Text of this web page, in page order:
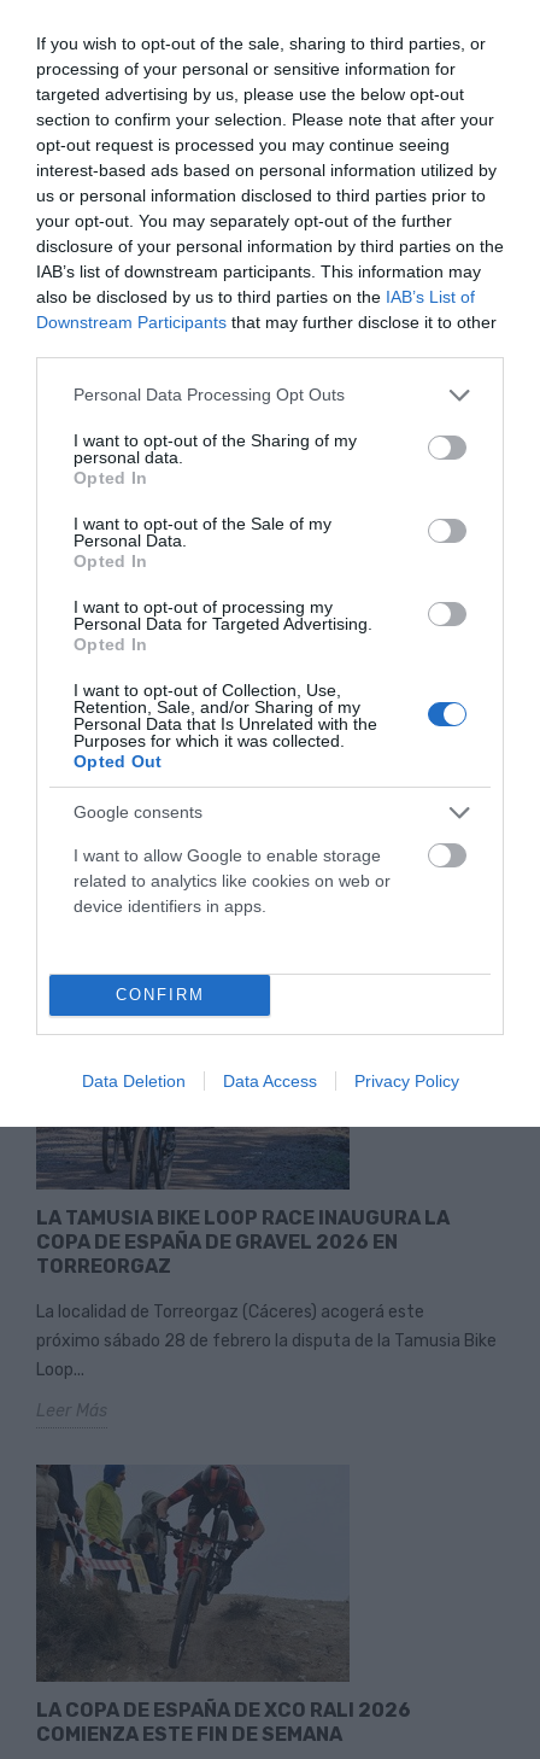
If you wish to opt-out of the sale, sharing to third parties, or
processing of your personal or sensitive information for
targeted advertising by us, please use the below opt-out
section to confirm your selection. Please note that after your
opt-out request is processed you may continue seeing
interest-based ads based on personal information utilized by
us or personal information disclosed to third parties prior to
your opt-out. You may separately opt-out of the further
disclosure of your personal information by third parties on the
IAB’s list of downstream participants. This information may
also be disclosed by us to third parties on the IAB’s List of
Downstream Participants that may further disclose it to other
Please note that this website/app uses one or more Google
not limited to your visit or usage behaviour. You may click to
grant or deny consent to Google and its third-party tags to
use your data for below specified purposes in below Google
consent section.
Personal Data Processing Opt Outs
I want to opt-out of the Sharing of my
personal data.
Opted In
I want to opt-out of the Sale of my
Personal Data.
Opted In
I want to opt-out of processing my
Personal Data for Targeted Advertising.
Opted In
I want to opt-out of Collection, Use,
Retention, Sale, and/or Sharing of my
Personal Data that Is Unrelated with the
Purposes for which it was collected.
Opted Out
Google consents
I want to allow Google to enable storage
related to analytics like cookies on web or
device identifiers in apps.
CONFIRM
Data Deletion Data Access Privacy Policy
ETAPAS Y RECORRIDO DE UNA VUELTA FEMENINA
2026 QUE CULMINARÁ EN EL ANGLIRÚ
Leer Más
TAMUSIA BIKE LOOP RACE 2026 ABRIÓ LA COPA
DE ESPAÑA GRAVEL 2026 EN TORREORGAZ
La Tamusia Bike Loop Race inauguró la Copa de España
Gravel 2026 en Torreorgaz con gran participación y
espectáculo...
Leer Más
LA TAMUSIA BIKE LOOP RACE INAUGURA LA
COPA DE ESPAÑA DE GRAVEL 2026 EN
TORREORGAZ
La localidad de Torreorgaz (Cáceres) acogerá este
próximo sábado 28 de febrero la disputa de la Tamusia Bike
Loop...
Leer Más
LA COPA DE ESPAÑA DE XCO RALI 2026
COMIENZA ESTE FIN DE SEMANA